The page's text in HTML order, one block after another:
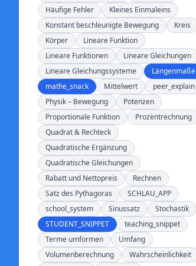
Häufige Fehler
Kleines Einmaleins
Konstant beschleunigte Bewegung
Kreis
Körper
Lineare Funktion
Lineare Funktionen
Lineare Gleichungen
Lineare Gleichungssysteme
Längenmaße
mathe_snack
Mittelwert
peer_explain
Physik – Bewegung
Potenzen
Proportionale Funktion
Prozentrechnung
Quadrat & Rechteck
Quadratische Ergänzung
Quadratische Gleichungen
Rabatt und Nettopreis
Rechnen
Satz des Pythagoras
SCHLAU_APP
school_system
Sinussatz
Stochastik
STUDENT_SNIPPET
teaching_snippet
Terme umformen
Umfang
Volumenberechnung
Wahrscheinlichkeit